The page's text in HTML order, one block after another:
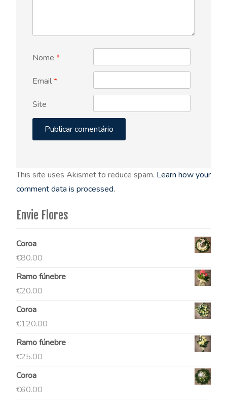
Nome *
Email*
Site
This site uses Akismet to reduce spam. Learn how your
comment data is processed.
Envie Flores
Coroa
€80.00
Ramo fúnebre
€20.00
Coroa
€120.00
Ramo fúnebre
€25.00
Coroa
€60.00